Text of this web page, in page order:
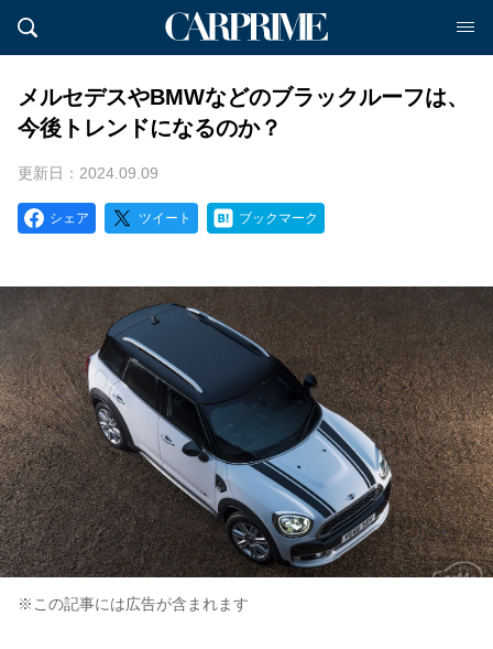
メルセデスやBMWなどのブラックルーフは、
今後トレンドになるのか？
更新日：2024.09.09
シェア ツイート ブックマーク
※この記事には広告が含まれます